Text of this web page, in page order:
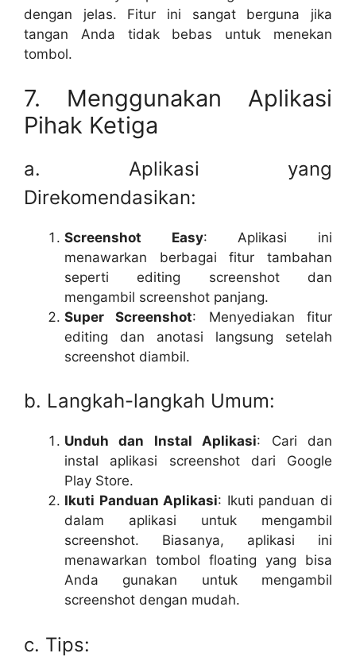
dengan jelas. Fitur ini sangat berguna jika
tangan Anda tidak bebas untuk menekan
tombol.
7. Menggunakan Aplikasi
Pihak Ketiga
a. Aplikasi yang
Direkomendasikan:
Screenshot Easy: Aplikasi ini
menawarkan berbagai fitur tambahan
seperti editing screenshot dan
mengambil screenshot panjang.
Super Screenshot: Menyediakan fitur
editing dan anotasi langsung setelah
screenshot diambil.
b. Langkah-langkah Umum:
Unduh dan Instal Aplikasi: Cari dan
instal aplikasi screenshot dari Google
Play Store.
Ikuti Panduan Aplikasi: Ikuti panduan di
dalam aplikasi untuk mengambil
screenshot. Biasanya, aplikasi ini
menawarkan tombol floating yang bisa
Anda gunakan untuk mengambil
screenshot dengan mudah.
c. Tips: